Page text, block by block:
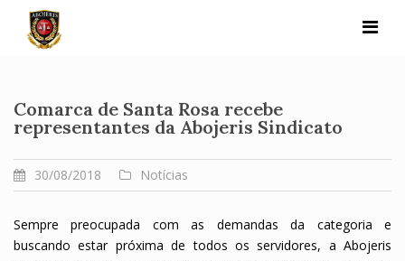
content
Comarca de Santa Rosa recebe
representantes da Abojeris Sindicato
30/08/2018 Notícias
Sempre preocupada com as demandas da categoria e
buscando estar próxima de todos os servidores, a Abojeris